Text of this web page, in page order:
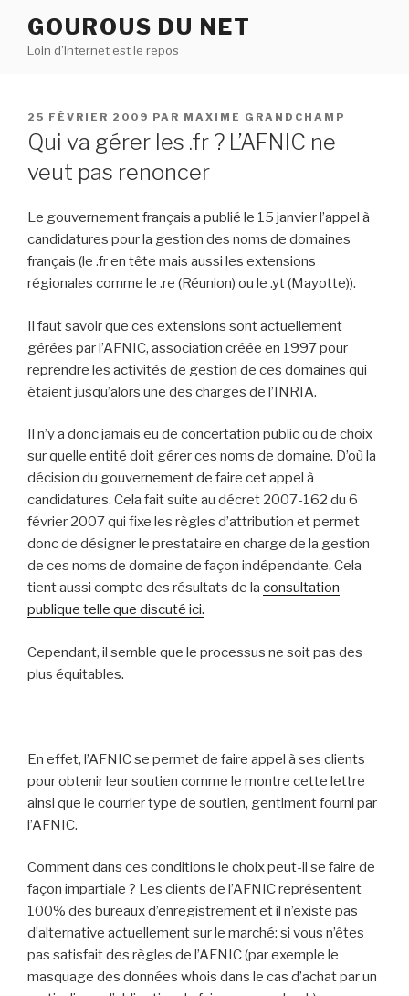
contenu
GOUROUS DU NET
Loin d’Internet est le repos
PUBLIÉ
LE
25 FÉVRIER 2009 PAR MAXIME GRANDCHAMP
Qui va gérer les .fr ? L’AFNIC ne
veut pas renoncer
Le gouvernement français a publié le 15 janvier l’appel à
candidatures pour la gestion des noms de domaines
français (le .fr en tête mais aussi les extensions
régionales comme le .re (Réunion) ou le .yt (Mayotte)).
Il faut savoir que ces extensions sont actuellement
gérées par l’AFNIC, association créée en 1997 pour
reprendre les activités de gestion de ces domaines qui
étaient jusqu’alors une des charges de l’INRIA.
Il n’y a donc jamais eu de concertation public ou de choix
sur quelle entité doit gérer ces noms de domaine. D’où la
décision du gouvernement de faire cet appel à
candidatures. Cela fait suite au décret 2007-162 du 6
février 2007 qui fixe les règles d’attribution et permet
donc de désigner le prestataire en charge de la gestion
de ces noms de domaine de façon indépendante. Cela
tient aussi compte des résultats de la consultation
publique telle que discuté ici.
Cependant, il semble que le processus ne soit pas des
plus équitables.
En effet, l’AFNIC se permet de faire appel à ses clients
pour obtenir leur soutien comme le montre cette lettre
ainsi que le courrier type de soutien, gentiment fourni par
l’AFNIC.
Comment dans ces conditions le choix peut-il se faire de
façon impartiale ? Les clients de l’AFNIC représentent
100% des bureaux d’enregistrement et il n’existe pas
d’alternative actuellement sur le marché: si vous n’êtes
pas satisfait des règles de l’AFNIC (par exemple le
masquage des données whois dans le cas d’achat par un